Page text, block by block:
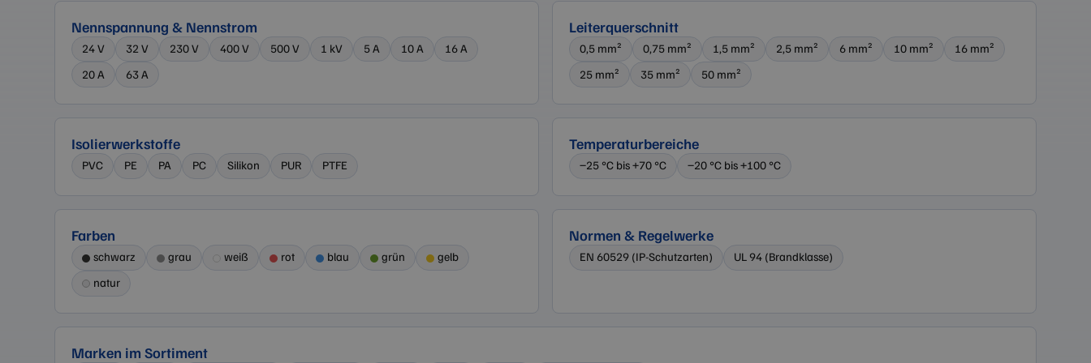
Nennspannung & Nennstrom
24 V 32 V 230 V 400 V 500 V 1 kV 5 A 10 A
16 A
20 A
63 A
Leiterquerschnitt
0,5 mm² 0,75 mm² 1,5 mm² 2,5 mm² 6 mm² 10 mm²
16 mm²
25 mm²
35 mm² 50 mm²
Isolierwerkstoffe
PVC PE PA PC Silikon PUR PTFE
Temperaturbereiche
−25 °C bis +70 °C −20 °C bis +100 °C
Farben
schwarz grau weiß rot blau grün
gelb
natur
Normen & Regelwerke
EN 60529 (IP-Schutzarten) UL 94 (Brandklasse)
Marken im Sortiment